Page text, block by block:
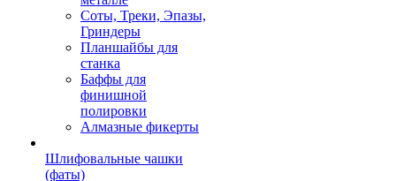
Соты, Треки, Эпазы,
Гриндеры
Планшайбы для
станка
Баффы для
финишной
полировки
Алмазные фикерты
Шлифовальные чашки
(фаты)